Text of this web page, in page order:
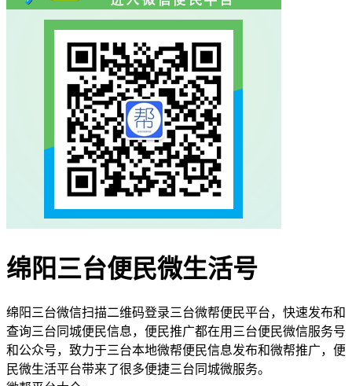
绵阳三台便民微生活号
绵阳三台微信扫描二维码登录三台微帮便民平台，快速发布和
查询三台同城便民信息，便民推广都在用三台便民微信服务号
和公众号，致力于三台本地微帮便民信息发布和微帮推广，便
民微生活平台带来了很多便捷三台同城微服务。